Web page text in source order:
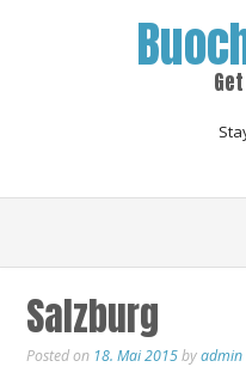
Salzburg
Posted on 18. Mai 2015byadmin